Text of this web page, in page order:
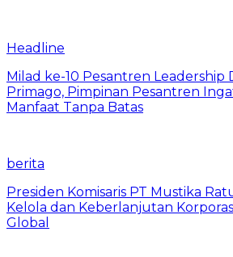
Headline
Milad ke-10 Pesantren Leadership
Primago, Pimpinan Pesantren
Manfaat Tanpa Batas
berita
Presiden Komisaris PT Mustika
Kelola dan Keberlanjutan
Global